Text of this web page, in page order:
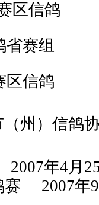
区信鸽
赛组
信鸽
（州）信鸽
年4月25
赛 2007年9